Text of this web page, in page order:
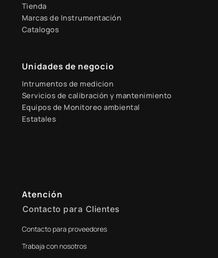
Tienda
Marcas de Instrumentación
Catalogos
Unidades de negocio
Intrumentos de medicion
Servicios de calibración y mantenimiento
Equipos de Monitoreo ambiental
Estatales
Atención
Contacto para Clientes
+51 941 525 454
digital@zamtsu.com
Contacto para proveedores
Trabaja con nosotros